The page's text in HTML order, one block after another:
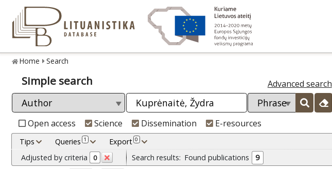
Home Search
Simple search Advanced search
Open access Science Dissemination E-resources
Tips Queries 1 Export 0
Adjusted by criteria 0 Search results: Found publications
9